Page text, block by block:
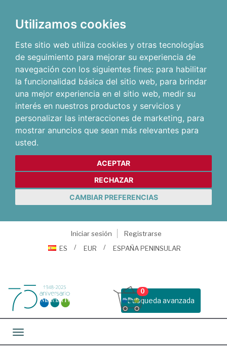
Utilizamos cookies
Este sitio web utiliza cookies y otras tecnologías
de seguimiento para mejorar su experiencia de
navegación con los siguientes fines: para habilitar
la funcionalidad básica del sitio web, para brindar
una mejor experiencia en el sitio web, medir su
interés en nuestros productos y servicios y
personalizar las interacciones de marketing, para
mostrar anuncios que sean más relevantes para
usted.
ACEPTAR
RECHAZAR
CAMBIAR PREFERENCIAS
Iniciar sesión
Registrarse
ES
EUR ESPAÑA PENINSULAR
Busqueda avanzada
0
Toggle navigation